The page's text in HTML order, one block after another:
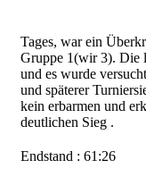
Tages, war ein
Gruppe 1(wir 3). Die
und es wurde
und späterer
kein erbarmen und
deutlichen Sieg .
Endstand : 61:26